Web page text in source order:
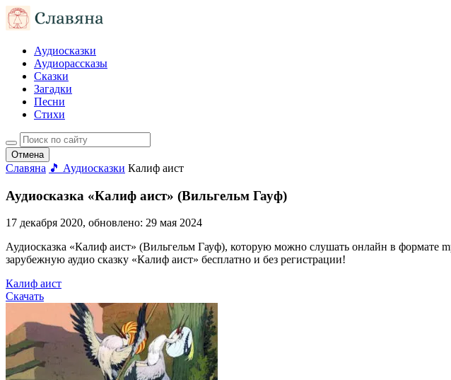
Аудиосказки
Аудиорассказы
Сказки
Загадки
Песни
Стихи
Отмена
Славяна 🎵 Аудиосказки Калиф аист
Аудиосказка «Калиф аист» (Вильгельм Гауф)
17 декабря 2020, обновлено: 29 мая 2024
Аудиосказка «Калиф аист» (Вильгельм Гауф), которую можно слушать онлайн в формате
зарубежную аудио сказку «Калиф аист» бесплатно и без регистрации!
Калиф аист
Скачать